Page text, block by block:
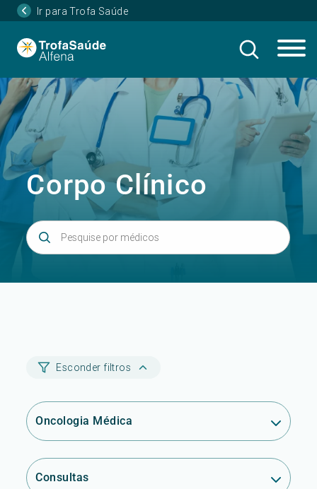
Ir para Trofa Saúde
Corpo Clínico
Esconder filtros
Oncologia Médica
Consultas